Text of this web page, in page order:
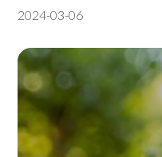
2024-03-06